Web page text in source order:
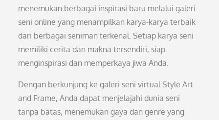
menemukan berbagai inspirasi baru melalui galeri
seni online yang menampilkan karya-karya terbaik
dari berbagai seniman terkenal. Setiap karya seni
memiliki cerita dan makna tersendiri, siap
menginspirasi dan memperkaya jiwa Anda.
Dengan berkunjung ke galeri seni virtual Style Art
and Frame, Anda dapat menjelajahi dunia seni
tanpa batas, menemukan gaya dan genre yang